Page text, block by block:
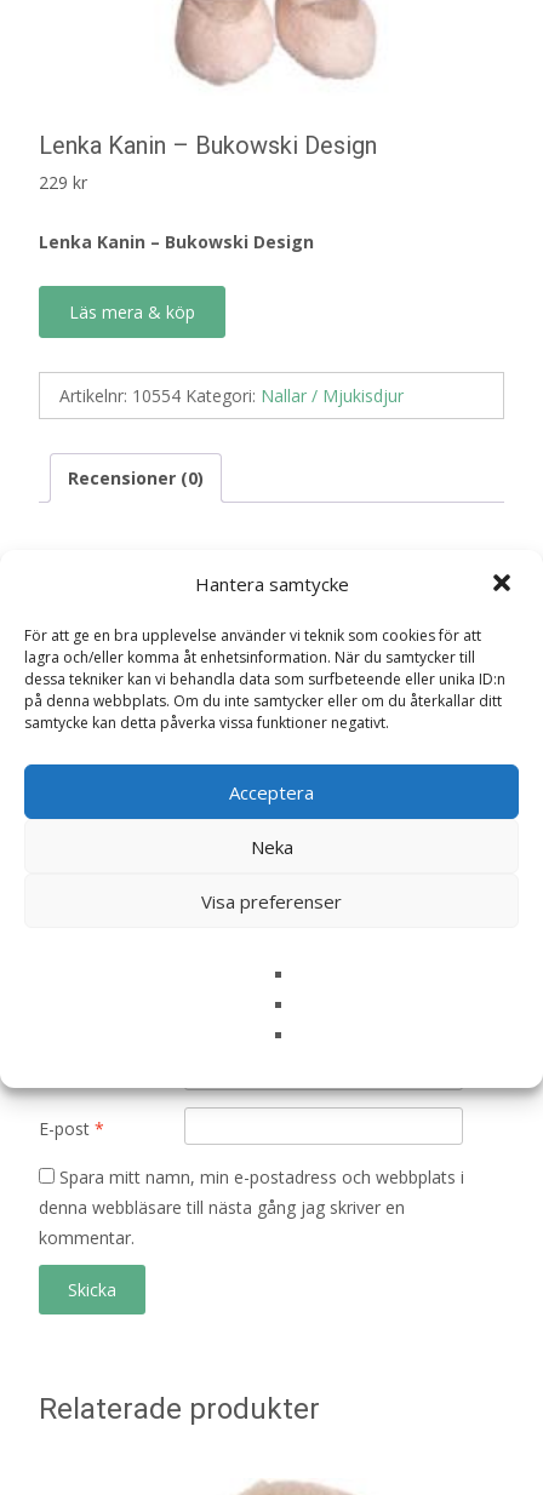
Hantera samtycke
För att ge en bra upplevelse använder vi teknik som cookies för att
lagra och/eller komma åt enhetsinformation. När du samtycker till
dessa tekniker kan vi behandla data som surfbeteende eller unika ID:n
på denna webbplats. Om du inte samtycker eller om du återkallar ditt
samtycke kan detta påverka vissa funktioner negativt.
Acceptera
Neka
Visa preferenser
Lenka Kanin – Bukowski Design
229 kr
Lenka Kanin – Bukowski Design
Läs mera & köp
Artikelnr: 10554 Kategori: Nallar / Mjukisdjur
Recensioner (0)
Recensioner
Det finns inga recensioner än.
Bli först med att recensera ”Lenka Kanin –
Bukowski Design”
Din e-postadress kommer inte publiceras. Obligatoriska fält
E-post *
Spara mitt namn, min e-postadress och webbplats i
denna webbläsare till nästa gång jag skriver en
kommentar.
Relaterade produkter